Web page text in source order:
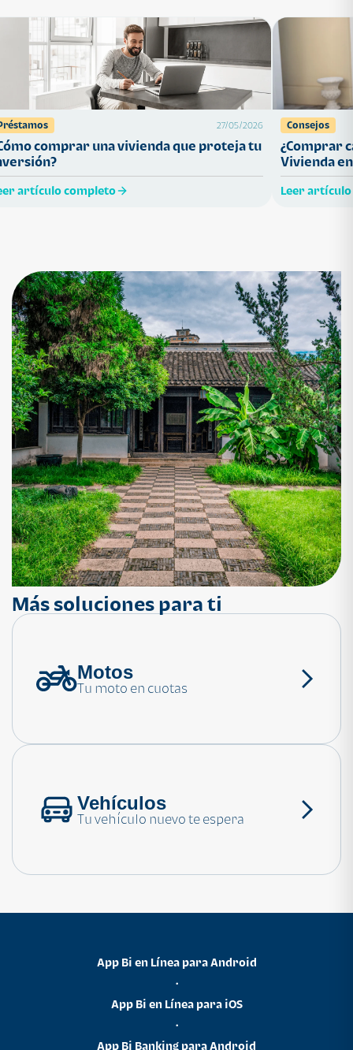
27/05/2026
comprar una vivienda que proteja tu
artículo completo
Consejos
¿Comprar
Vivienda
Leer
¿Necesitas ayuda?
Más soluciones para ti
Motos
Tu moto en cuotas
Vehículos
Tu vehículo nuevo te espera
App Bi en Línea para Android
•
App Bi en Línea para iOS
•
App Bi Banking para Android